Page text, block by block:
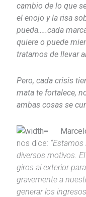
cambio de lo que
el enojo y la risa
pueda…..cada
quiere o puede
tratamos de llevar
Pero, cada crisis
mata te fortalece,
ambas cosas se
nos dice: “Estamos
diversos motivos.
giros al exterior
gravemente a
generar los